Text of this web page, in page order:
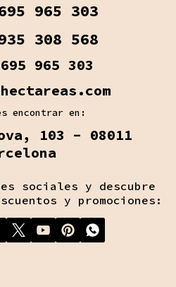
965 303
308 568
965 303
encontrar en:
103 - 08011
sociales y descubre
y promociones: